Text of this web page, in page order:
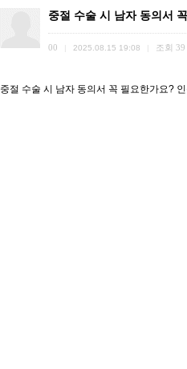
중절 수술 시 남자 동의서
00 2025.08.15 19:08 조회 39
중절 수술 시 남자 동의서 꼭 필요한가요?